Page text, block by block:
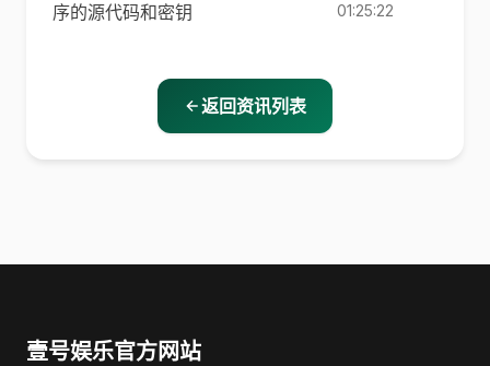
序的源代码和密钥
01:25:22
返回资讯列表
壹号娱乐官方网站